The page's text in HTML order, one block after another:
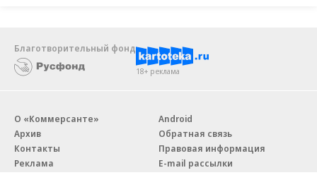
Благотворительный фонд
18+ реклама
О «Коммерсанте»
Архив
Контакты
Реклама
Android
Обратная связь
Правовая информация
E-mail рассылки